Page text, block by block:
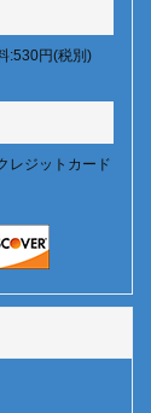
:530円(税別)
レジットカード